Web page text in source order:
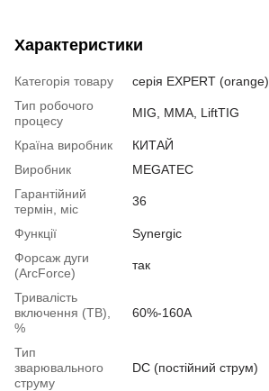
Характеристики
Категорія товару
серія EXPERT (orange)
Тип робочого
процесу
MIG, MMA, LiftTIG
Країна виробник
КИТАЙ
Виробник
MEGATEC
Гарантійний
термін, міс
36
Функції
Synergic
Форсаж дуги
(ArcForce)
так
Тривалість
включення (ТВ),
%
60%-160А
Тип
зварювального
струму
DC (постійний струм)